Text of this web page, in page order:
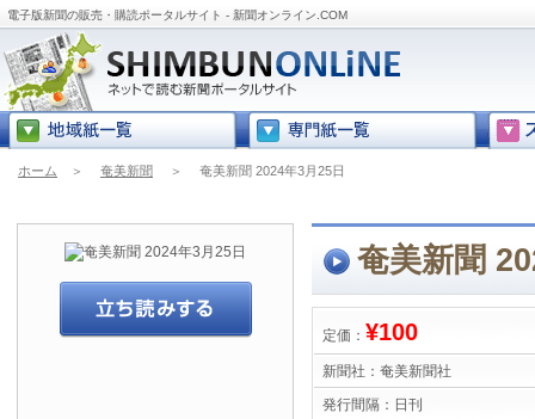
電子版新聞の販売・購読ポータルサイト - 新聞オンライン.COM
ホーム ＞ 奄美新聞 ＞ 奄美新聞 2024年3月25日
奄美新聞
定価： ¥100
新聞社： 奄美新聞社
発行間隔： 日刊